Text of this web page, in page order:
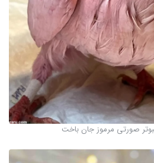
صورتی مرموز جان باخت